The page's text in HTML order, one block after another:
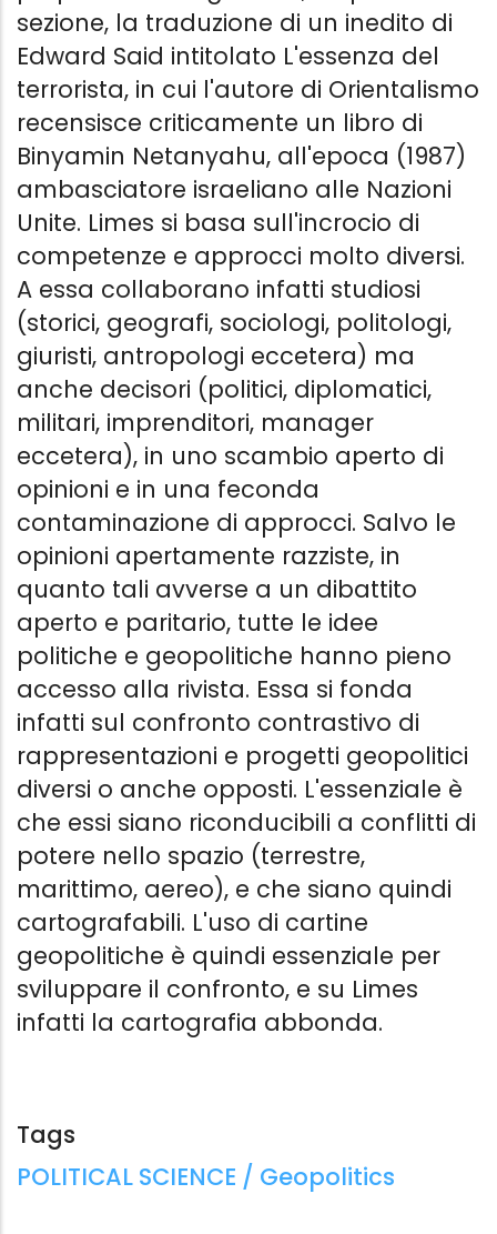
sezione, la traduzione di un inedito di
Edward Said intitolato L'essenza del
terrorista, in cui l'autore di Orientalismo
recensisce criticamente un libro di
Binyamin Netanyahu, all'epoca (1987)
ambasciatore israeliano alle Nazioni
Unite. Limes si basa sull'incrocio di
competenze e approcci molto diversi.
A essa collaborano infatti studiosi
(storici, geografi, sociologi, politologi,
giuristi, antropologi eccetera) ma
anche decisori (politici, diplomatici,
militari, imprenditori, manager
eccetera), in uno scambio aperto di
opinioni e in una feconda
contaminazione di approcci. Salvo le
opinioni apertamente razziste, in
quanto tali avverse a un dibattito
aperto e paritario, tutte le idee
politiche e geopolitiche hanno pieno
accesso alla rivista. Essa si fonda
infatti sul confronto contrastivo di
rappresentazioni e progetti geopolitici
diversi o anche opposti. L'essenziale è
che essi siano riconducibili a conflitti di
potere nello spazio (terrestre,
marittimo, aereo), e che siano quindi
cartografabili. L'uso di cartine
geopolitiche è quindi essenziale per
sviluppare il confronto, e su Limes
infatti la cartografia abbonda.
Tags
Tags:
POLITICAL SCIENCE / Geopolitics
LIMES - NON TUTTE LE CINE
SONO DI XI
Limes
Limes
9.99 €
LA GUERRA
MAI FINITA
Limes
9.99 €